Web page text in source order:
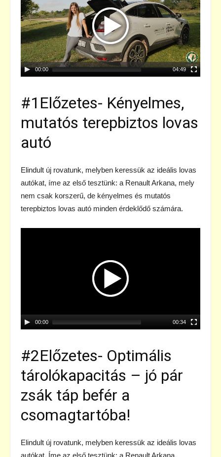
00:00 04:49
#1Előzetes- Kényelmes,
mutatós terepbiztos lovas
autó
Elindult új rovatunk, melyben keressük az ideális lovas
autókat, íme az első tesztünk: a Renault Arkana, mely
nem csak korszerű, de kényelmes és mutatós
terepbiztos lovas autó minden érdeklődő számára.
00:00 00:34
#2Előzetes- Optimális
tárolókapacitás – jó pár
zsák táp befér a
csomagtartóba!
Elindult új rovatunk, melyben keressük az ideális lovas
autókat. Íme az első tesztünk: a Renault Arkana,